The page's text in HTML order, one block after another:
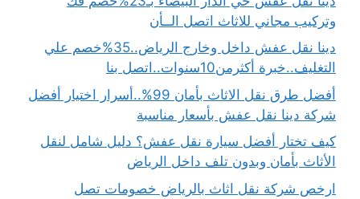
وتركيب مجاني للاثاث اتصل الــأن
دينا نقل عفش داخل وخارج الرياض..35%خصم علي
التغليف..خبرة أكثرمن10سنوات..اتصل بنا
أفضل طرق نقل الاثاث بأمان 99%..أسرار اختيار أفضل
شركة دينا نقل عفش بأسعار مناسبة
كيف تختار أفضل سيارة نقل عفش؟ دليل شامل لنقل
الأثاث بأمان وبدون تلف داخل الرياض
ارخص شركة نقل اثاث بالرياض خصومات تصل